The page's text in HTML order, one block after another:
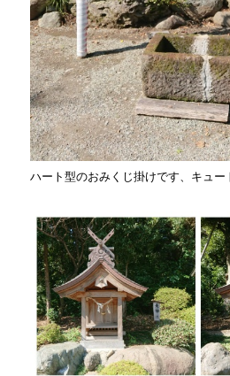
ハート型のおみくじ掛けです、キュー